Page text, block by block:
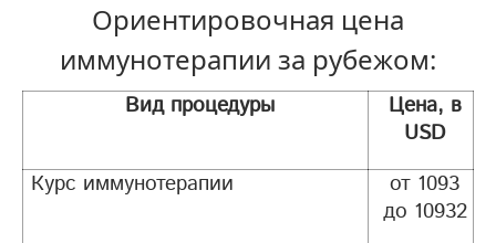
Ориентировочная цена
иммунотерапии за рубежом:
Вид процедуры
Цена, в
USD
Курс иммунотерапии
от 1093
до 10932